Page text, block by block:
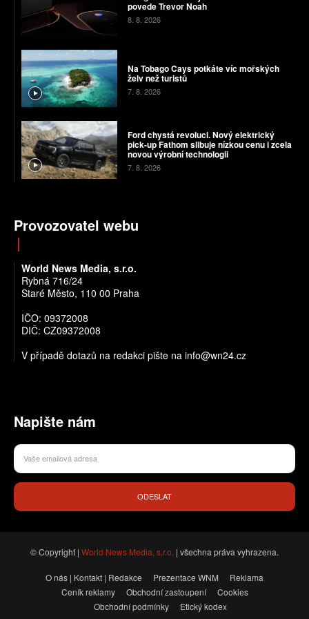
povede Trevor Noah
8. 8. 2026
Na Tobago Cays potkáte víc mořských
želv než turistů
7. 8. 2026
Ford chystá revoluci. Nový elektrický
pick-up Fathom slibuje nízkou cenu i zcela
novou výrobní technologii
7. 8. 2026
Provozovatel webu
World News Media, s.r.o.
Rybná 716/24
Staré Město, 110 00 Praha
IČO: 09372008
DIČ: CZ09372008
V případě dotazů na redakci pište na info@wn24.cz
Napište nám
ODESLAT
© Copyright | World News Media, s.r.o. | všechna práva vyhrazena.
O nás | Kontakt | Redakce Prezentace WNM
Reklama
Ceník reklamy
Obchodní zastoupení
Cookies
Obchodní podmínky
Etický kodex